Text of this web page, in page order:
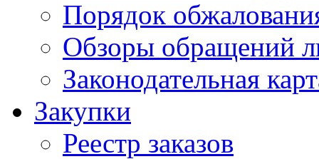
Порядок
Обзоры обращений
Законодательная
Закупки
Реестр заказов